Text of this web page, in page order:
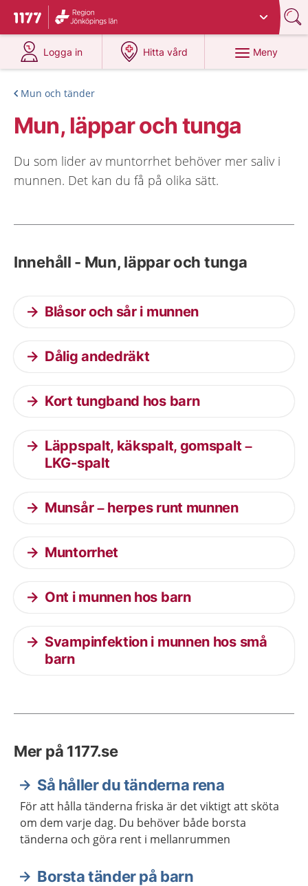
Till startsidan för 1177
Du har valt region
Logga in
på 1177.se
Hitta vård
på 1177.se
Meny
Mun och tänder
Mun, läppar och tunga
Du som lider av muntorrhet behöver mer saliv i
munnen. Det kan du få på olika sätt.
Innehåll - Mun, läppar och tunga
Blåsor och sår i munnen
Dålig andedräkt
Kort tungband hos barn
Läppspalt, käkspalt, gomspalt –
LKG-spalt
Munsår – herpes runt munnen
Muntorrhet
Ont i munnen hos barn
Svampinfektion i munnen hos små
barn
Mer på 1177.se
Så håller du tänderna rena
För att hålla tänderna friska är det viktigt att sköta
om dem varje dag. Du behöver både borsta
tänderna och göra rent i mellanrummen
Borsta tänder på barn